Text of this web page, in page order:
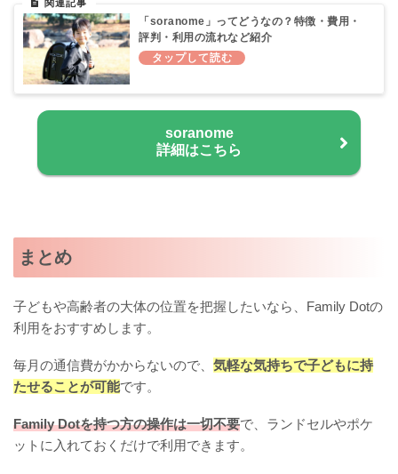
「soranome」ってどうなの？特徴・費用・
評判・利用の流れなど紹介
soranome
詳細はこちら
まとめ
子どもや高齢者の大体の位置を把握したいなら、Family Dotの
利用をおすすめします。
毎月の通信費がかからないので、 気軽な気持ちで子どもに持
たせることが可能です。
Family Dotを持つ方の操作は一切不要で、ランドセルやポケ
ットに入れておくだけで利用できます。